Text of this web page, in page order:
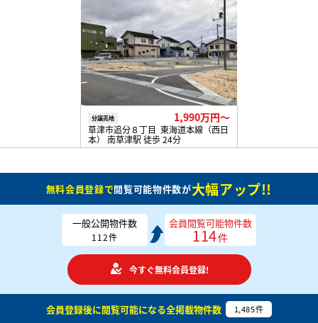
分譲売地 1,990万円〜
草津市追分８丁目 東海道本線（西日
本） 南草津駅 徒歩 24分
無料会員登録で閲覧可能物件数が大幅アップ!!
一般公開物件数
112件
会員閲覧可能物件数
114件
今すぐ無料会員登録!
会員登録後に閲覧可能になる全掲載物件数 1,485件